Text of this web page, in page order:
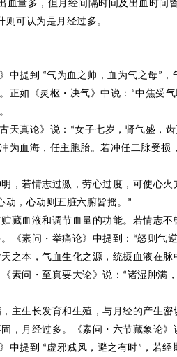
血量多，但月经间隔时间及出血时
则 可认为是月经过多。
中提到 “气为血之帅，血为气之母”
正如《灵枢 ・ 决气》中说： “中焦受
天真论》说： “女子七岁，肾气盛，
为血海，任主胞胎。若冲任二脉受
，若情志过激，劳心过度，可使心火
动，心动则五脏六腑皆摇。 ”
贮藏血液和调节血量的功能。若情志
《素问 ・ 举痛论》中提到： “怒则气
天之本，气血生化之源，统摄血液在
素问 ・ 至真要大论》说： “诸湿肿满
主生长发育和生殖，与月经的产生
，月经过多。《素问 ・ 六节藏象论》
中提到 “虚邪贼风，避之有时” ，若